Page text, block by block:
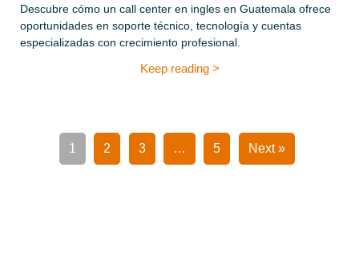
Descubre cómo un call center en ingles en Guatemala ofrece
oportunidades en soporte técnico, tecnología y cuentas
especializadas con crecimiento profesional.
Keep reading >
1 2 3 … 5 Next »